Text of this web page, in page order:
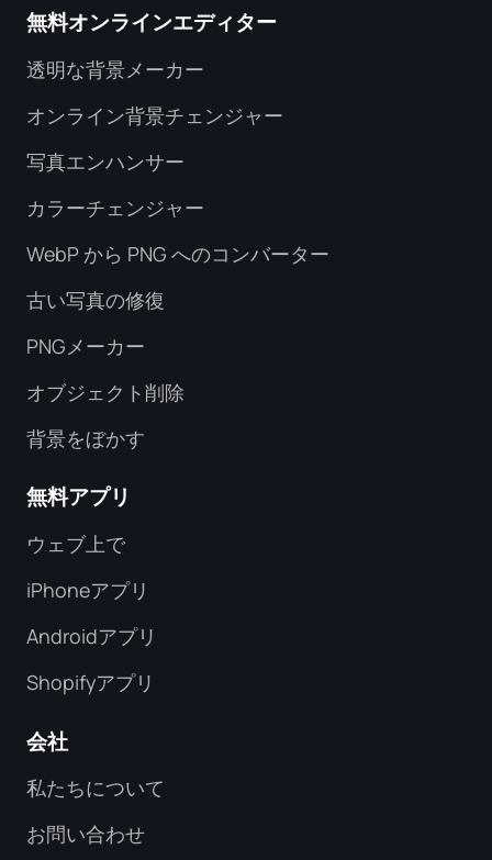
無料オンラインエディター
透明な背景メーカー
オンライン背景チェンジャー
写真エンハンサー
カラーチェンジャー
WebP から PNG へのコンバーター
古い写真の修復
PNGメーカー
オブジェクト削除
背景をぼかす
無料アプリ
ウェブ上で
iPhoneアプリ
Androidアプリ
Shopifyアプリ
会社
私たちについて
お問い合わせ